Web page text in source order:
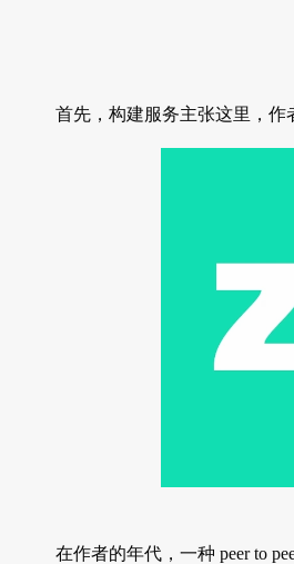
首先，构建服务主张这里，作
在作者的年代，一种 peer to